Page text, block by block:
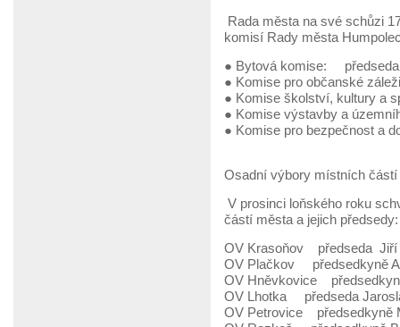
Rada města na své schůzi
komisí Rady města
● Bytová komise: předseda
● Komise pro občanské
● Komise školství, kultury a
● Komise výstavby a
● Komise pro bezpečnost a
Osadní výbory místních částí
V prosinci loňského roku
částí města a jejich předsedy:
OV Krasoňov předseda Jiří
OV Plačkov předsedkyně
OV Hněvkovice
OV Lhotka předseda
OV Petrovice předsedkyně